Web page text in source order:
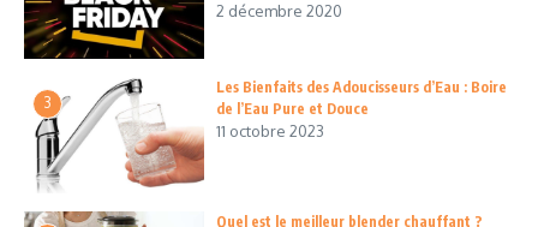
2 décembre 2020
3
Les Bienfaits des Adoucisseurs d’Eau : Boire
de l’Eau Pure et Douce
11 octobre 2023
Quel est le meilleur blender chauffant ?